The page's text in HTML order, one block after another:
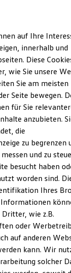
Updates
auf Ihre
innerhalb und
Diese
wie Sie unsere
Sie am meisten
Seite bewegen.
für Sie
anzubieten.
die
zu begrenzen
und zu
besucht haben
worden sind.
Ihres
wie z.B.
oder
auf anderen
kann. Wir
solcher